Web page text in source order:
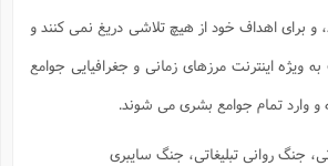
و برای اهداف خود از هیچ تلاشی دریغ نمی کنند و
ویژه اینترنت مرزهای زمانی و جغرافیایی جوامع
وارد تمام جوامع بشری می شوند.
جنگ روانی تبلیغاتی، جنگ سایبری